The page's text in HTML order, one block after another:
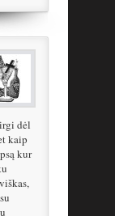
dėl
kaip
kur